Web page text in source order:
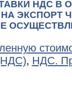
НДС В
ЭКСПОРТ
, НДС.